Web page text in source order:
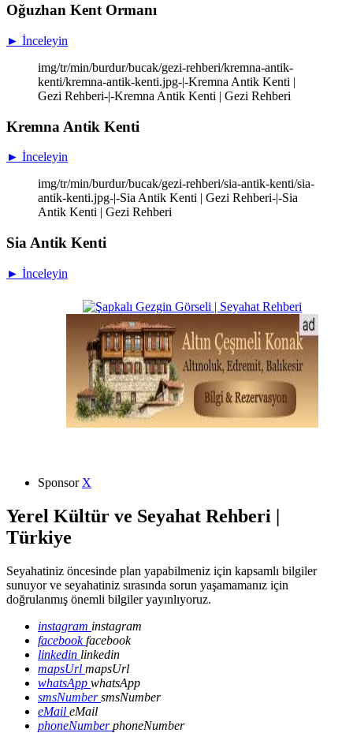
Oğuzhan Kent Ormanı
► İnceleyin
img/tr/min/burdur/bucak/gezi-rehberi/kremna-antik-
kenti/kremna-antik-kenti.jpg-|-Kremna Antik Kenti |
Gezi Rehberi-|-Kremna Antik Kenti | Gezi Rehberi
Kremna Antik Kenti
► İnceleyin
img/tr/min/burdur/bucak/gezi-rehberi/sia-antik-kenti/sia-
antik-kenti.jpg-|-Sia Antik Kenti | Gezi Rehberi-|-Sia
Antik Kenti | Gezi Rehberi
Sia Antik Kenti
► İnceleyin
Sponsor X
Yerel Kültür ve Seyahat Rehberi |
Türkiye
Seyahatiniz öncesinde plan yapabilmeniz için kapsamlı bilgiler
sunuyor ve seyahatiniz sırasında sorun yaşamamanız için
doğrulanmış önemli bilgiler yayınlıyoruz.
instagram instagram
facebookfacebook
linkedin linkedin
mapsUrl mapsUrl
whatsApp whatsApp
smsNumbersmsNumber
eMail eMail
phoneNumberphoneNumber